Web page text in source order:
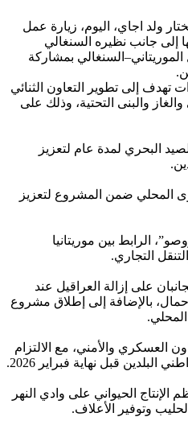
ولد اجاي، اليوم، زيارة عمل
إلى جانب نظيره السنغالي
بمشاركة
إلى تطوير التعاون الثنائي
والبنى التحتية، وذلك على
البحري لمدة عام لتعزيز
المحلي ضمن المشروع لتعزيز
الرابط بين موريتانيا
التجاري.
على إزالة العراقيل عند
بالإضافة إلى إطلاق مشروع
المحلي.
العسكري والأمني، مع الالتزام
قبل نهاية فبراير 2026.
الحيواني على وادي النهر
وتوفير الأعلاف.